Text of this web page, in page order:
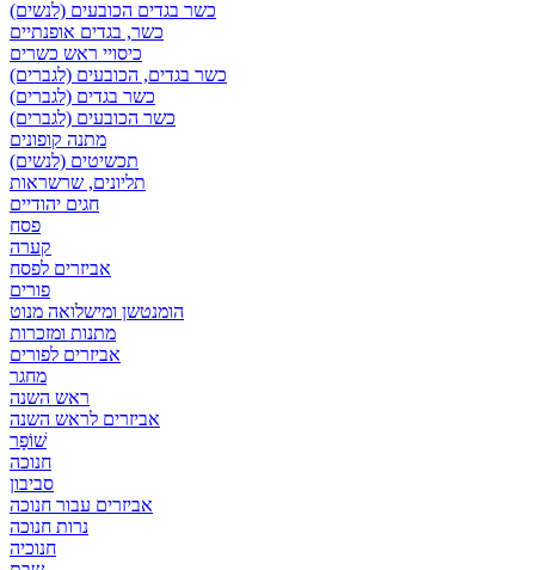
כשר בגדים הכובעים (לנשים)
כשר, בגדים אופנתיים
כיסויי ראש כשרים
כשר בגדים, הכובעים (לגברים)
כשר בגדים (לגברים)
כשר הכובעים (לגברים)
מתנה קופונים
תכשיטים (לנשים)
תליונים, שרשראות
חגים יהודיים
פסח
קערה
אביזרים לפסח
פורים
הומנטשן ומישלואה מנוט
מתנות ומזכרות
אביזרים לפורים
מחגר
ראש השנה
אביזרים לראש השנה
שׁוֹפָר
חנוכה
סביבון
אביזרים עבור חנוכה
נרות חנוכה
חנוכיה